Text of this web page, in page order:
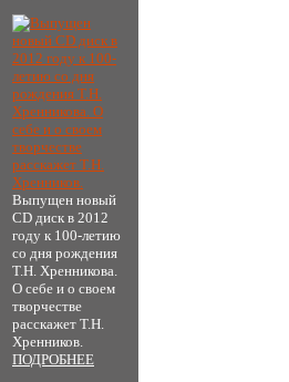
Выпущен новый
CD диск в 2012
году к 100-летию
со дня рождения
Т.Н. Хренникова.
О себе и о своем
творчестве
расскажет Т.Н.
Хренников.
ПОДРОБНЕЕ